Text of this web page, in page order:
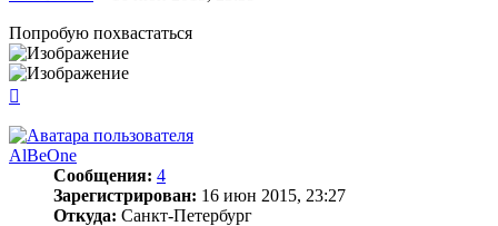
Попробую похвастаться
началу
AlBeOne
Сообщения: 4
Зарегистрирован: 16 июн 2015, 23:27
Откуда: Санкт-Петербург